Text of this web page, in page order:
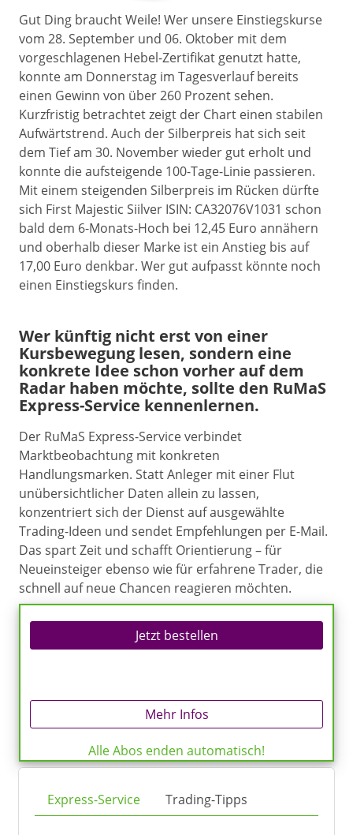
Gut Ding braucht Weile! Wer unsere Einstiegskurse
vom 28. September und 06. Oktober mit dem
vorgeschlagenen Hebel-Zertifikat genutzt hatte,
konnte am Donnerstag im Tagesverlauf bereits
einen Gewinn von über 260 Prozent sehen.
Kurzfristig betrachtet zeigt der Chart einen stabilen
Aufwärtstrend. Auch der Silberpreis hat sich seit
dem Tief am 30. November wieder gut erholt und
konnte die aufsteigende 100-Tage-Linie passieren.
Mit einem steigenden Silberpreis im Rücken dürfte
sich First Majestic Siilver ISIN: CA32076V1031 schon
bald dem 6-Monats-Hoch bei 12,45 Euro annähern
und oberhalb dieser Marke ist ein Anstieg bis auf
17,00 Euro denkbar. Wer gut aufpasst könnte noch
einen Einstiegskurs finden.
Wer künftig nicht erst von einer
Kursbewegung lesen, sondern eine
konkrete Idee schon vorher auf dem
Radar haben möchte, sollte den RuMaS
Express-Service kennenlernen.
Der RuMaS Express-Service verbindet
Marktbeobachtung mit konkreten
Handlungsmarken. Statt Anleger mit einer Flut
unübersichtlicher Daten allein zu lassen,
konzentriert sich der Dienst auf ausgewählte
Trading-Ideen und sendet Empfehlungen per E-Mail.
Das spart Zeit und schafft Orientierung – für
Neueinsteiger ebenso wie für erfahrene Trader, die
schnell auf neue Chancen reagieren möchten.
Jetzt bestellen
Mehr Infos
Alle Abos enden automatisch!
Express-Service Trading-Tipps